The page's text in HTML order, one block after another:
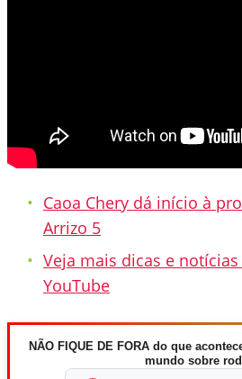
Caoa Chery dá início à
Arrizo 5
Veja mais dicas e
YouTube
NÃO FIQUE DE FORA do que
mundo sobre